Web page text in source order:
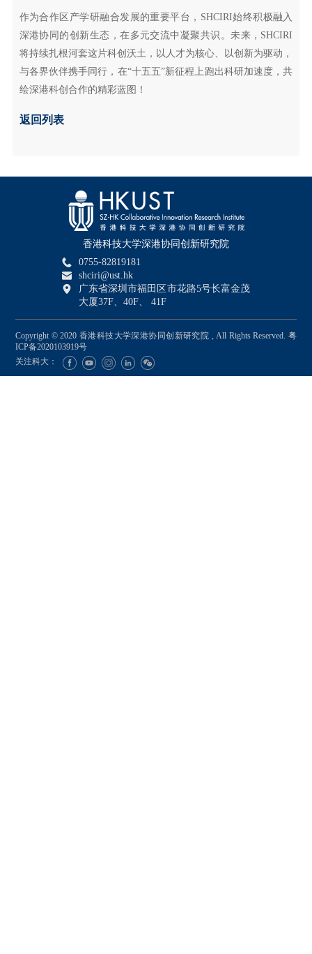
作为合作区产学研融合发展的重要平台，SHCIRI始终积极融入
深港协同的创新生态，在多元交流中凝聚共识。未来，SHCIRI
将持续扎根河套这片科创沃土，以人才为核心、以创新为驱动，
与各界伙伴携手同行，在“十五五”新征程上跑出科研加速度，共
绘深港科创合作的精彩蓝图！
返回列表
香港科技大学深港协同创新研究院
0755-82819181
shciri@ust.hk
广东省深圳市福田区市花路5号长富金茂
大厦37F、40F、 41F
Copyright © 2020 香港科技大学深港协同创新研究院 , All Rights Reserved. 粤
ICP备2020103919号
关注科大：